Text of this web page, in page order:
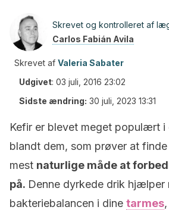
Skrevet og kontrolleret af
Carlos Fabián Avila
Skrevet af Valeria Sabater
Udgivet: 03 juli, 2016 23:02
Sidste ændring: 30 juli, 2023 13:31
Kefir er blevet meget populært i
blandt dem, som prøver at finde
mest naturlige måde at
på. Denne dyrkede drik hjælper
bakteriebalancen i dine tarmes